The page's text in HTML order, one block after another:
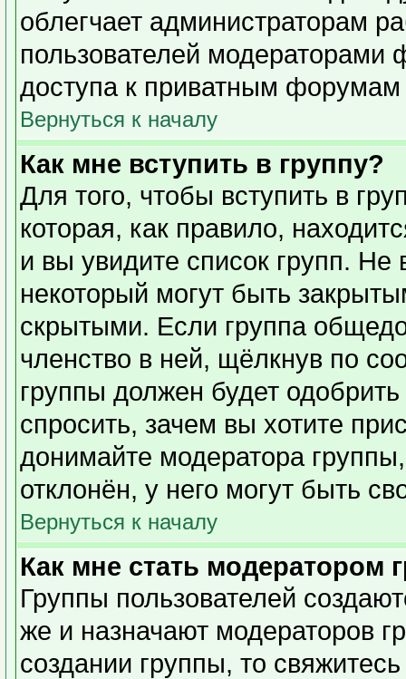
облегчает администраторам
пользователей
доступа к приватным форумам
Вернуться к началу
Как мне вступить в группу?
Для того, чтобы вступить в
которая, как правило,
и вы увидите список групп. Не
некоторый могут быть
скрытыми. Если группа
членство в ней, щёлкнув по
группы должен будет
спросить, зачем вы хотите
донимайте модератора
отклонён, у него могут быть
Вернуться к началу
Как мне стать модератором
Группы пользователей
же и назначают модераторов
создании группы, то